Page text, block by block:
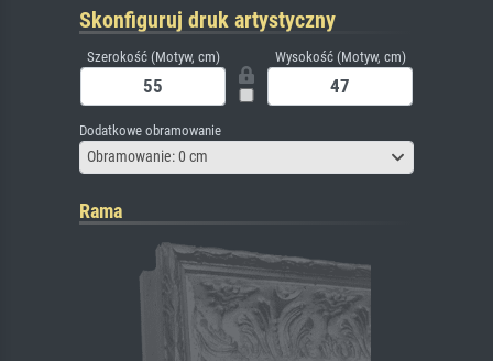
Skonfiguruj druk artystyczny
Szerokość (Motyw, cm) Wysokość (Motyw, cm)
Dodatkowe obramowanie
Obramowanie: 0 cm
Rama